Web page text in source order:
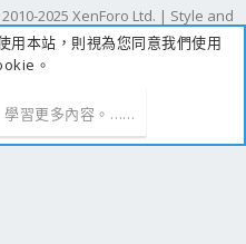
2025 XenForo Ltd. | Style and
間 1.0863s
用本站，則視為您同意我們使用
。
學習更多內容。……